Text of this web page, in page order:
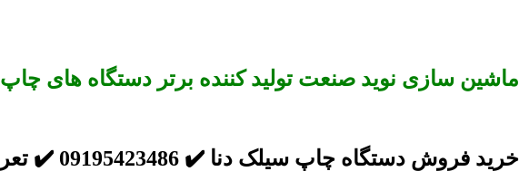
ماشین سازی نوید صنعت تولید کننده برتر دستگاه های
خرید فروش دستگاه چاپ سیلک دنا ✔️ 09195423486 ✔️ تعرفه استاندارد